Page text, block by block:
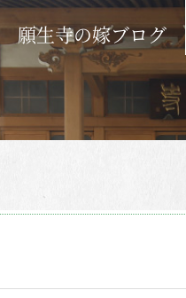
願生寺の嫁ブログ